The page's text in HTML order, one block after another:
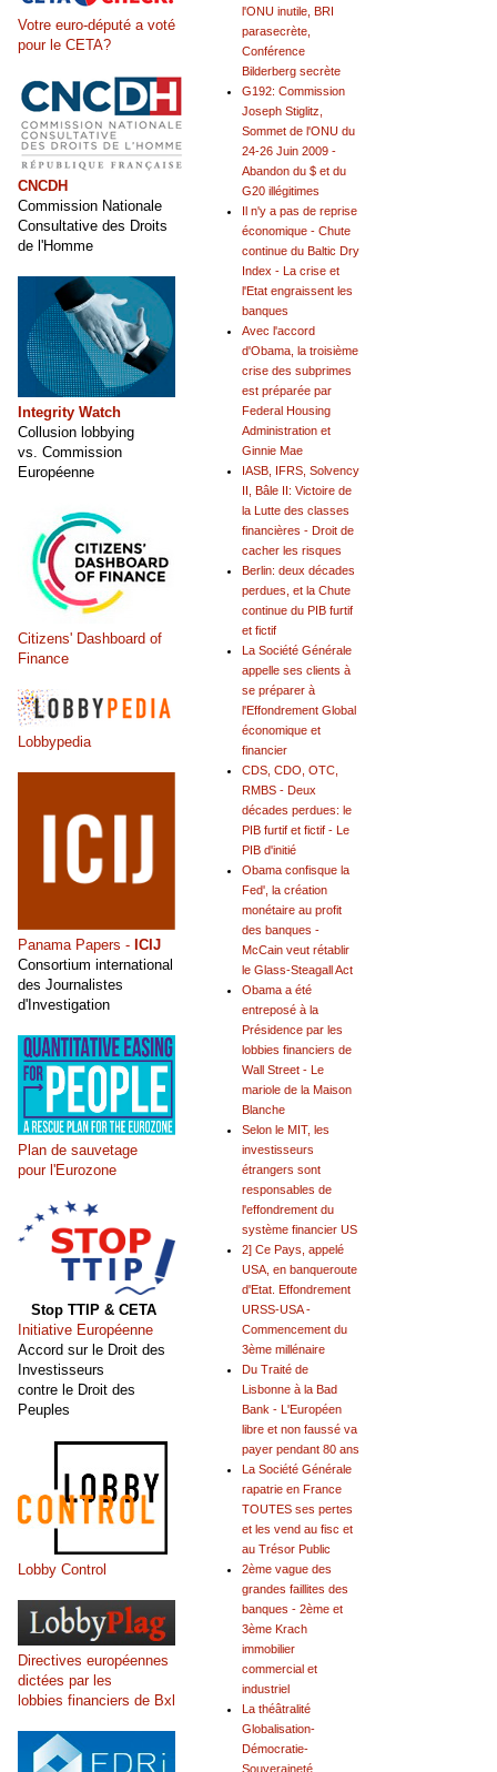
l'ONU inutile, BRI
parasecrète,
Conférence
Bilderberg secrète
G192: Commission
Joseph Stiglitz,
Sommet de l'ONU du
24-26 Juin 2009 -
Abandon du $ et du
G20 illégitimes
Il n'y a pas de reprise
économique - Chute
continue du Baltic Dry
Index - La crise et
l'Etat engraissent les
banques
Avec l'accord
d'Obama, la troisième
crise des subprimes
est préparée par
Federal Housing
Administration et
Ginnie Mae
IASB, IFRS, Solvency
II, Bâle II: Victoire de
la Lutte des classes
financières - Droit de
cacher les risques
Berlin: deux décades
perdues, et la Chute
continue du PIB furtif
et fictif
La Société Générale
appelle ses clients à
se préparer à
l'Effondrement Global
économique et
financier
CDS, CDO, OTC,
RMBS - Deux
décades perdues: le
PIB furtif et fictif - Le
PIB d'initié
Obama confisque la
Fed', la création
monétaire au profit
des banques -
McCain veut rétablir
le Glass-Steagall Act
Obama a été
entreposé à la
Présidence par les
lobbies financiers de
Wall Street - Le
mariole de la Maison
Blanche
Selon le MIT, les
investisseurs
étrangers sont
responsables de
l'effondrement du
système financier US
2] Ce Pays, appelé
USA, en banqueroute
d'Etat. Effondrement
URSS-USA -
Commencement du
3ème millénaire
Du Traité de
Lisbonne à la Bad
Bank - L'Européen
libre et non faussé va
payer pendant 80 ans
La Société Générale
rapatrie en France
TOUTES ses pertes
et les vend au fisc et
au Trésor Public
2ème vague des
grandes faillites des
banques - 2ème et
3ème Krach
immobilier
commercial et
industriel
La théâtralité
Globalisation-
Démocratie-
Souveraineté
Votre euro-député a voté
pour le CETA?
CNCDH
Commission Nationale
Consultative des Droits
de l'Homme
Integrity Watch
Collusion lobbying
vs. Commission
Européenne
Citizens' Dashboard of
Finance
Lobbypedia
Panama Papers - ICIJ
Consortium international
des Journalistes
d'Investigation
Plan de sauvetage
pour l'Eurozone
Stop TTIP & CETA
Initiative Européenne
Accord sur le Droit des
Investisseurs
contre le Droit des
Peuples
Lobby Control
Directives européennes
dictées par les
lobbies financiers de Bxl